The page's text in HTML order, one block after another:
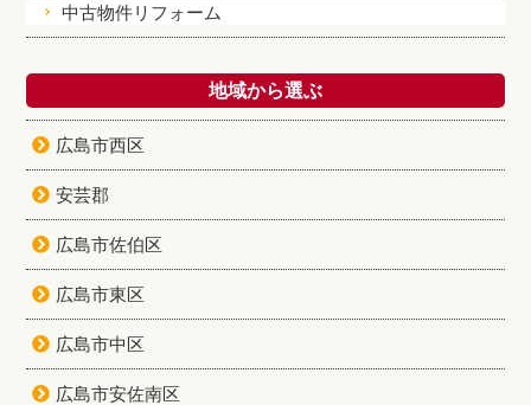
中古物件リフォーム
地域から選ぶ
広島市西区
安芸郡
広島市佐伯区
広島市東区
広島市中区
広島市安佐南区